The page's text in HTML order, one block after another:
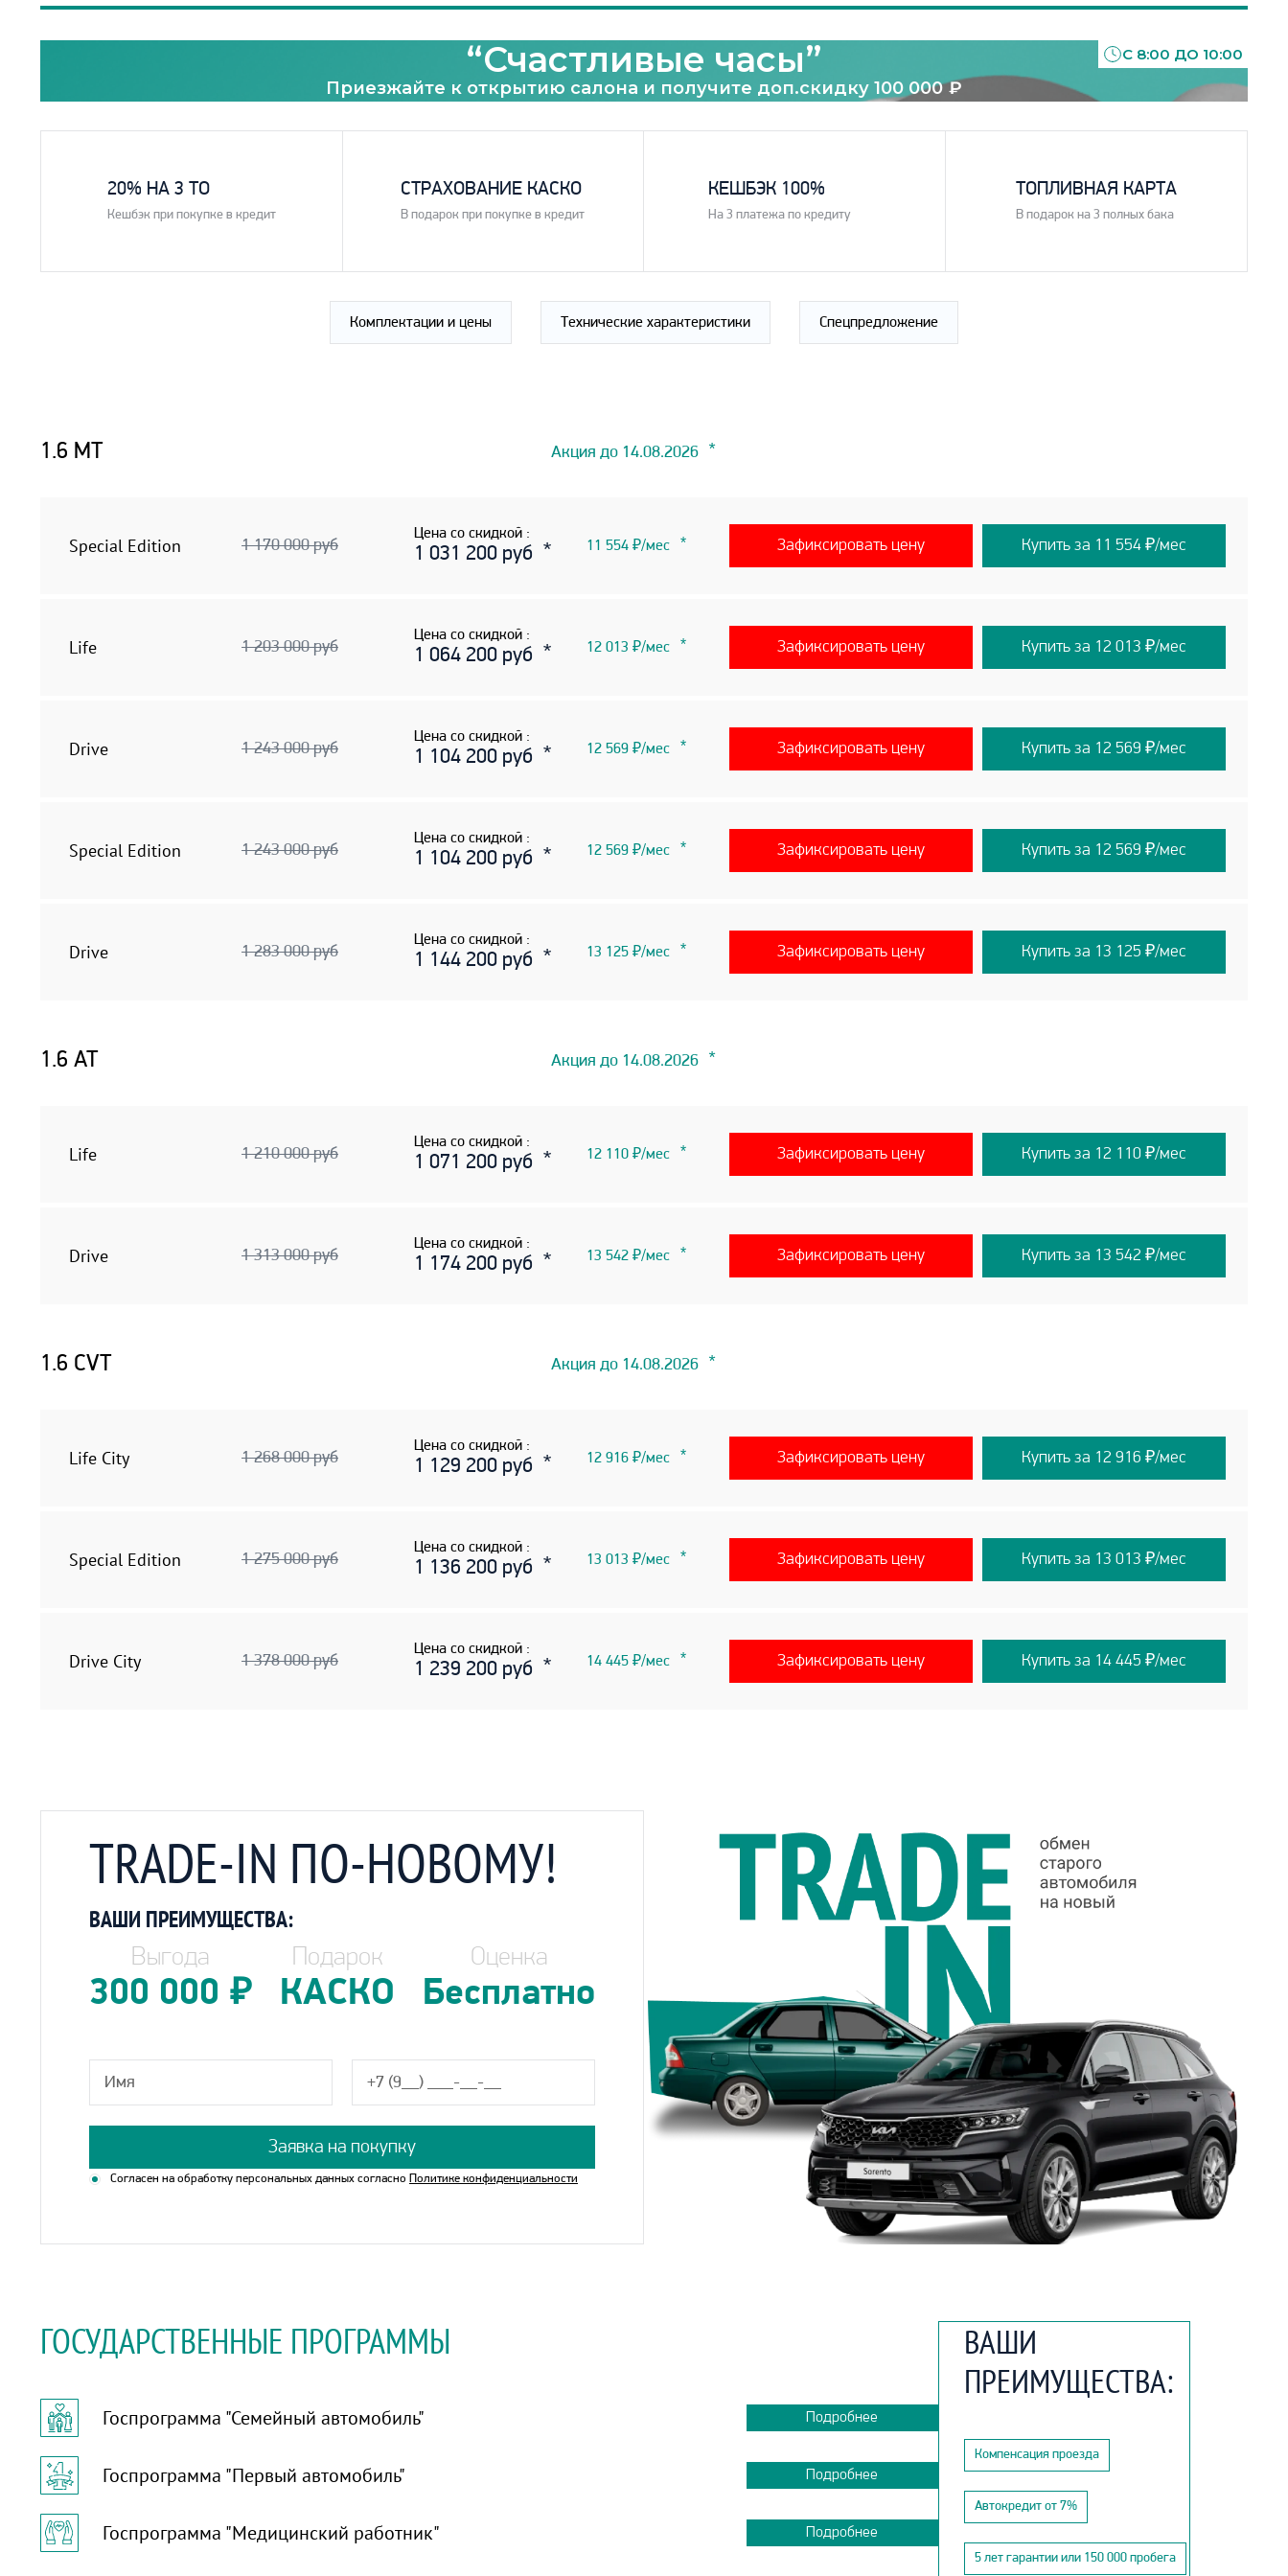
“Счастливые часы”
Приезжайте к открытию салона и получите доп.скидку 100 000₽
С 8:00 ДО 10:00
20% НА 3 ТО
Кешбэк при покупке в кредит
СТРАХОВАНИЕ КАСКО
В подарок при покупке в кредит
КЕШБЭК 100%
На 3 платежа по кредиту
ТОПЛИВНАЯ КАРТА
В подарок на 3 полных бака
Комплектации и цены Технические характеристики Спецпредложение
1.6 MT Акция до 14.08.2026
Special Edition 1 170 000 руб
Цена со скидкой :
1 031 200 руб 11 554 ₽/мес Зафиксировать цену Купить за 11 554 ₽/мес
Life 1 203 000 руб
Цена со скидкой :
1 064 200 руб 12 013 ₽/мес Зафиксировать цену Купить за 12 013 ₽/мес
Drive 1 243 000 руб
Цена со скидкой :
1 104 200 руб 12 569 ₽/мес Зафиксировать цену Купить за 12 569 ₽/мес
Special Edition 1 243 000 руб
Цена со скидкой :
1 104 200 руб 12 569 ₽/мес Зафиксировать цену Купить за 12 569 ₽/мес
Drive 1 283 000 руб
Цена со скидкой :
1 144 200 руб 13 125 ₽/мес Зафиксировать цену Купить за 13 125 ₽/мес
1.6 AT Акция до 14.08.2026
Life 1 210 000 руб
Цена со скидкой :
1 071 200 руб 12 110 ₽/мес Зафиксировать цену Купить за 12 110 ₽/мес
Drive 1 313 000 руб
Цена со скидкой :
1 174 200 руб 13 542 ₽/мес Зафиксировать цену Купить за 13 542 ₽/мес
1.6 CVT Акция до 14.08.2026
Life City 1 268 000 руб
Цена со скидкой :
1 129 200 руб 12 916 ₽/мес Зафиксировать цену Купить за 12 916 ₽/мес
Special Edition 1 275 000 руб
Цена со скидкой :
1 136 200 руб 13 013 ₽/мес Зафиксировать цену Купить за 13 013 ₽/мес
Drive City 1 378 000 руб
Цена со скидкой :
1 239 200 руб 14 445 ₽/мес Зафиксировать цену Купить за 14 445 ₽/мес
TRADE-IN ПО-НОВОМУ!
ВАШИ ПРЕИМУЩЕСТВА:
Выгода
300 000 ₽
Подарок
КАСКО
Оценка
Бесплатно
Заявка на покупку
Согласен на обработку персональных данных согласно Политике конфиденциальности
ГОСУДАРСТВЕННЫЕ ПРОГРАММЫ
Госпрограмма "Семейный автомобиль" Подробнее
Госпрограмма "Первый автомобиль" Подробнее
Госпрограмма "Медицинский работник" Подробнее
ВАШИ
ПРЕИМУЩЕСТВА:
Компенсация проезда
Автокредит от 7%
5 лет гарантии или 150 000 пробега